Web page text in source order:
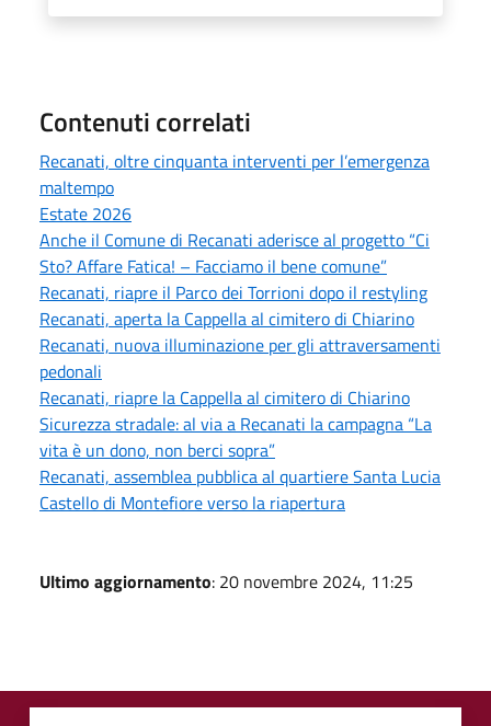
Contenuti correlati
Recanati, oltre cinquanta interventi per l’emergenza
maltempo
Estate 2026
Anche il Comune di Recanati aderisce al progetto “Ci
Sto? Affare Fatica! – Facciamo il bene comune”
Recanati, riapre il Parco dei Torrioni dopo il restyling
Recanati, aperta la Cappella al cimitero di Chiarino
Recanati, nuova illuminazione per gli attraversamenti
pedonali
Recanati, riapre la Cappella al cimitero di Chiarino
Sicurezza stradale: al via a Recanati la campagna “La
vita è un dono, non berci sopra”
Recanati, assemblea pubblica al quartiere Santa Lucia
Castello di Montefiore verso la riapertura
Ultimo aggiornamento: 20 novembre 2024, 11:25